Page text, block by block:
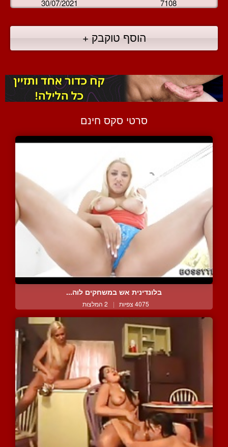
30/07/2021 7108
הוסף טוקבק +
סרטי סקס חינם
בלונדינית אש במשחקים לוה...
4075 צפיות | 2 המלצות